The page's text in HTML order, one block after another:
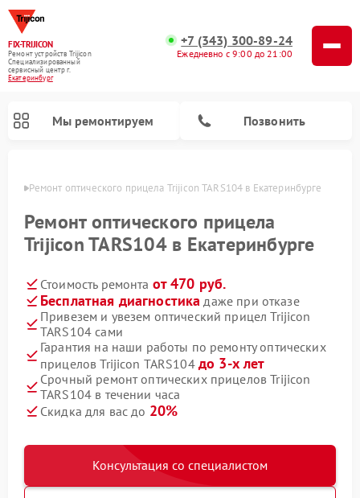
FIX-TRIJICON
Ремонт устройств Trijicon
Специализированный
cервисный центр г.
Екатеринбург
+7 (343) 300-89-24
Ежедневно с 9:00 до 21:00
Мы ремонтируем Позвонить
Ремонт оптического прицела Trijicon TARS104 в Екатеринбурге
Ремонт оптического прицела
Trijicon TARS104 в Екатеринбурге
Стоимость ремонта от 470 руб.
Бесплатная диагностика даже при отказе
Привезем и увезем оптический прицел Trijicon
TARS104 сами
Гарантия на наши работы по ремонту оптических
прицелов Trijicon TARS104 до 3-х лет
Срочный ремонт оптических прицелов Trijicon
TARS104 в течении часа
Скидка для вас до 20%
Консультация со специалистом